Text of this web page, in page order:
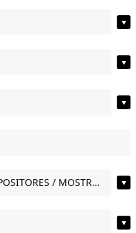
▼
▼
▼
IMPLANTACIONES / LINEALES / EXPOSITORES / MOSTRADORES (11) ▼
▼